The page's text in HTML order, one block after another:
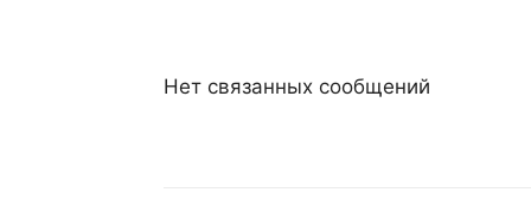
Нет связанных сообщений